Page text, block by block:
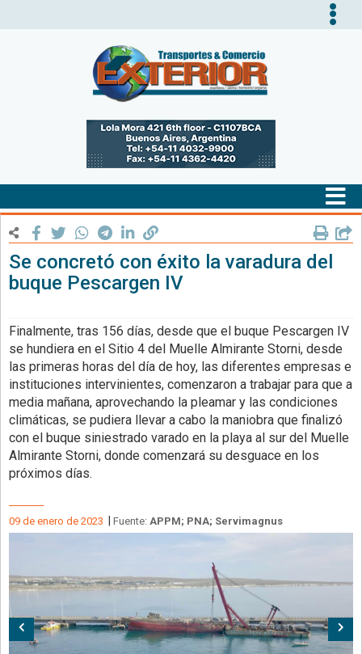
Se concretó con éxito la varadura del
buque Pescargen IV
Finalmente, tras 156 días, desde que el buque Pescargen IV
se hundiera en el Sitio 4 del Muelle Almirante Storni, desde
las primeras horas del día de hoy, las diferentes empresas e
instituciones intervinientes, comenzaron a trabajar para que a
media mañana, aprovechando la pleamar y las condiciones
climáticas, se pudiera llevar a cabo la maniobra que finalizó
con el buque siniestrado varado en la playa al sur del Muelle
Almirante Storni, donde comenzará su desguace en los
próximos días.
09 de enero de 2023 Fuente: APPM; PNA; Servimagnus
Anterior